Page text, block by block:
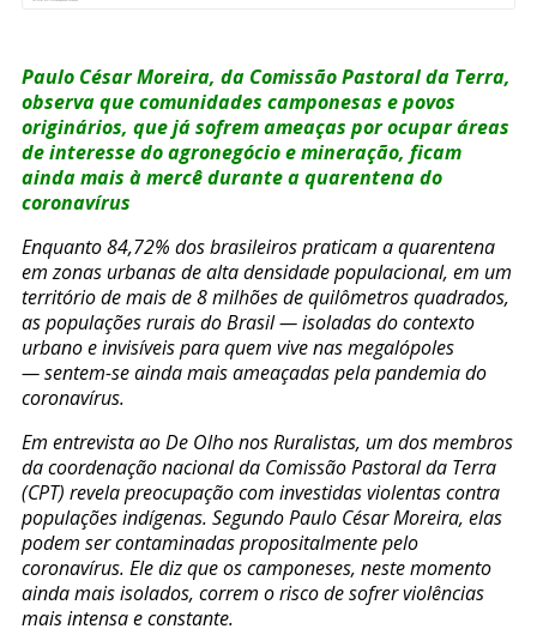
Paulo César Moreira, da Comissão Pastoral da Terra,
observa que comunidades camponesas e povos
originários, que já sofrem ameaças por ocupar áreas
de interesse do agronegócio e mineração, ficam
ainda mais à mercê durante a quarentena do
coronavírus
Enquanto 84,72% dos brasileiros praticam a quarentena
em zonas urbanas de alta densidade populacional, em um
território de mais de 8 milhões de quilômetros quadrados,
as populações rurais do Brasil — isoladas do contexto
urbano e invisíveis para quem vive nas megalópoles
— sentem-se ainda mais ameaçadas pela pandemia do
coronavírus.
Em entrevista ao De Olho nos Ruralistas, um dos membros
da coordenação nacional da Comissão Pastoral da Terra
(CPT) revela preocupação com investidas violentas contra
populações indígenas. Segundo Paulo César Moreira, elas
podem ser contaminadas propositalmente pelo
coronavírus. Ele diz que os camponeses, neste momento
ainda mais isolados, correm o risco de sofrer violências
mais intensa e constante.